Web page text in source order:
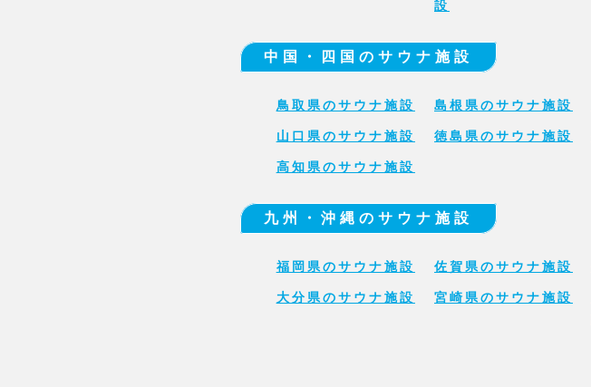
設
中国・四国のサウナ施設
鳥取県のサウナ施設 島根県のサウナ施設
山口県のサウナ施設 徳島県のサウナ施設
高知県のサウナ施設
九州・沖縄のサウナ施設
福岡県のサウナ施設 佐賀県のサウナ施設
大分県のサウナ施設 宮崎県のサウナ施設